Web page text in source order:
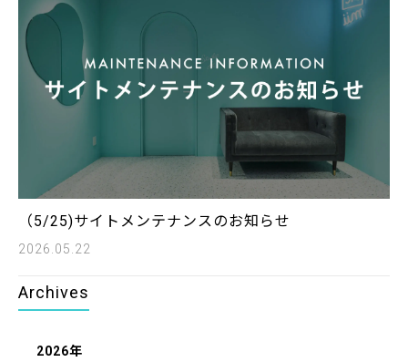
（5/25)サイトメンテナンスのお知らせ
2026.05.22
Archives
2026年